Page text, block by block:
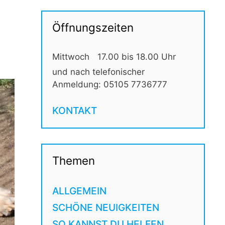
Öffnungszeiten
Mittwoch
17.00 bis 18.00 Uhr
und nach telefonischer
Anmeldung: 05105 7736777
KONTAKT
Themen
ALLGEMEIN
SCHÖNE NEUIGKEITEN